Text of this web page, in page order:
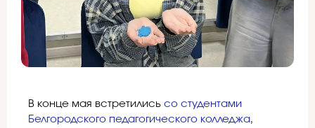
В конце мая встретились со студентами
Белгородского педагогического колледжа,